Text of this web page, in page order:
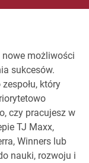
nowe możliwości
sukcesów.
który
czy pracujesz w
TJ Maxx,
Winners lub
nauki, rozwoju i